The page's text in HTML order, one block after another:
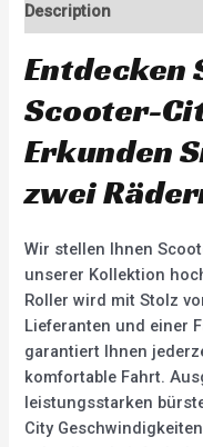
Description
Entdecken
Scooter-
Erkunden
zwei
Wir stellen Ihnen
unserer Kollektion
Roller wird mit Stolz
Lieferanten und einer
garantiert Ihnen
komfortable Fahrt.
leistungsstarken
City